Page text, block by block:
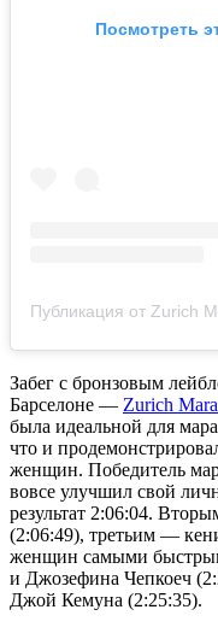
Посмотреть
Забег с бронзовым
Барселоне — Zurich
была идеальной для
что и
женщин. Победитель
вовсе улучшил свой
результат 2:06:04.
(2:06:49), третьим —
женщин самыми
и Джозефина Чепкоеч
Джой Кемуна (2:25:35).